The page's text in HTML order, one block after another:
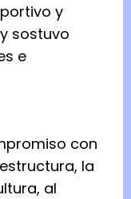
y
sostuvo
e
con
la
al